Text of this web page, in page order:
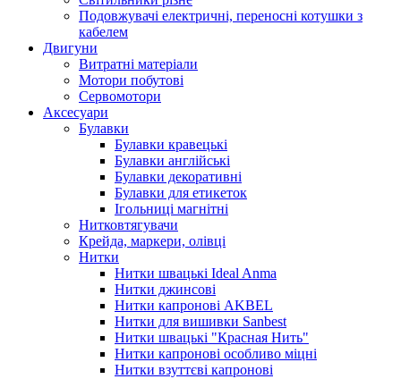
Подовжувачі електричні, переносні котушки з
кабелем
Двигуни
Витратні матеріали
Мотори побутові
Сервомотори
Аксесуари
Булавки
Булавки кравецькі
Булавки англійські
Булавки декоративні
Булавки для етикеток
Ігольниці магнітні
Нитковтягувачи
Крейда, маркери, олівці
Нитки
Нитки швацькі Ideal Anma
Нитки джинсові
Нитки капронові AKBEL
Нитки для вишивки Sanbest
Нитки швацькі "Красная Нить"
Нитки капронові особливо міцні
Нитки взуттєві капронові